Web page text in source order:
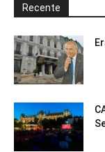
Recente